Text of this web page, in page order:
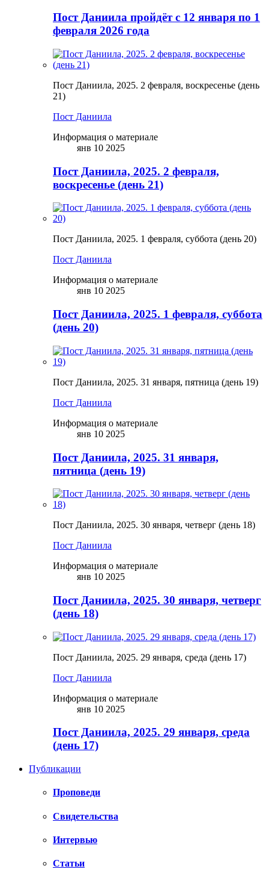
Пост Даниила пройдёт с 12 января по 1
февраля 2026 года
Пост Даниила, 2025. 2 февраля, воскресенье (день
21)
Пост Даниила
Информация о материале
янв 10 2025
Пост Даниила, 2025. 2 февраля,
воскресенье (день 21)
Пост Даниила, 2025. 1 февраля, суббота (день 20)
Пост Даниила
Информация о материале
янв 10 2025
Пост Даниила, 2025. 1 февраля, суббота
(день 20)
Пост Даниила, 2025. 31 января, пятница (день 19)
Пост Даниила
Информация о материале
янв 10 2025
Пост Даниила, 2025. 31 января,
пятница (день 19)
Пост Даниила, 2025. 30 января, четверг (день 18)
Пост Даниила
Информация о материале
янв 10 2025
Пост Даниила, 2025. 30 января, четверг
(день 18)
Пост Даниила, 2025. 29 января, среда (день 17)
Пост Даниила
Информация о материале
янв 10 2025
Пост Даниила, 2025. 29 января, среда
(день 17)
Публикации
Проповеди
Свидетельства
Интервью
Статьи